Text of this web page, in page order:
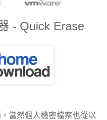
- Quick Erase
當然個人機密檔案也從以